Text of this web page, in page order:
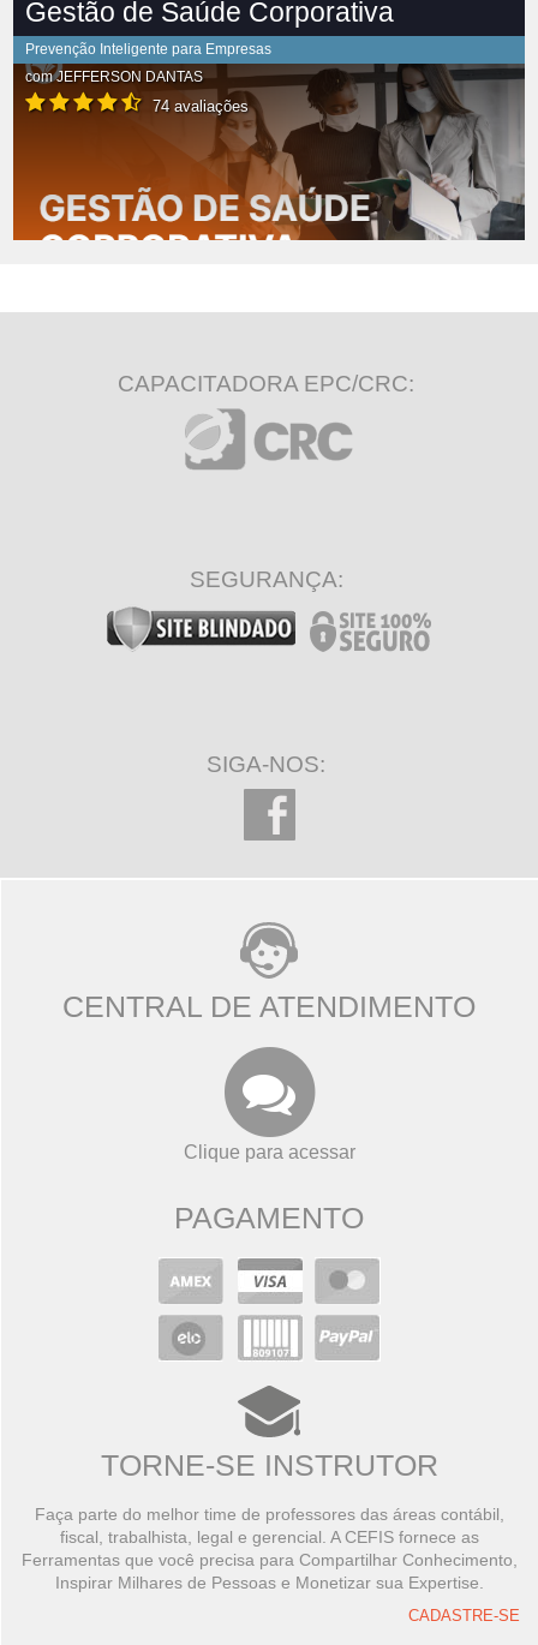
Gestão de Saúde Corporativa
Prevenção Inteligente para Empresas
comJEFFERSON DANTAS
74 avaliações
CAPACITADORA EPC/CRC:
SEGURANÇA:
SIGA-NOS:
CENTRAL DE ATENDIMENTO
Clique para acessar
PAGAMENTO
TORNE-SE INSTRUTOR
Faça parte do melhor time de professores das áreas contábil,
fiscal, trabalhista, legal e gerencial. A CEFIS fornece as
Ferramentas que você precisa para Compartilhar Conhecimento,
Inspirar Milhares de Pessoas e Monetizar sua Expertise.
CADASTRE-SE